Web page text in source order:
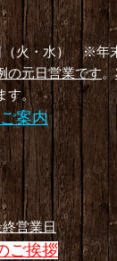
（火・水） ※年
の元日営業です。
す。
案内
営業日
ご挨拶